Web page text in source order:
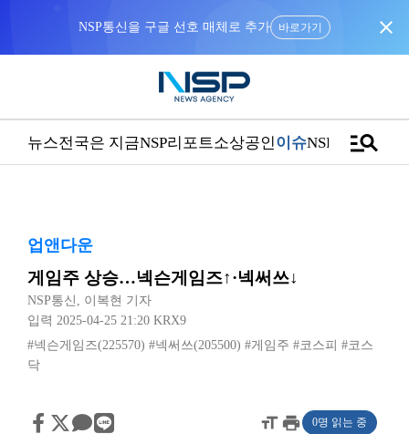
NSP통신을 구글 선호 매체로 추가 바로가기 close
뉴스전국은 지금NSP리포트소상공인이슈NSPTVmanage_search
업앤다운
게임주 상승…넥슨게임즈↑·넥써쓰↓
NSP통신 , 이복현 기자
입력 2025-04-25 21:20 KRX9
#넥슨게임즈(225570) #넥써쓰(205500) #게임주 #코스피 #코스
닥
format_sizeprint 0명 읽는 중